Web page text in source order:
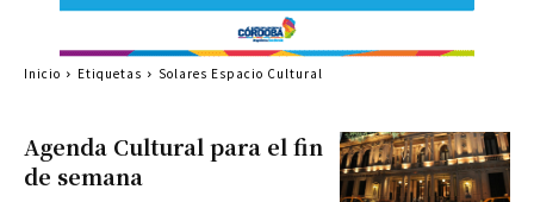
Agenda Cultural para el fin
de semana
Inicio Etiquetas Solares Espacio Cultural